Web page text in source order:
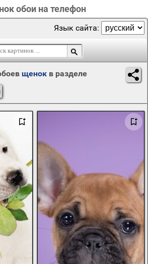
обои на телефон
Язык сайта:
щенок в разделе